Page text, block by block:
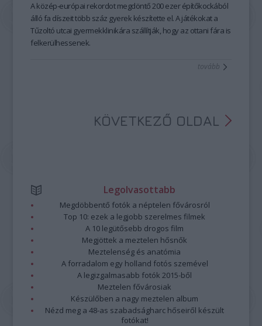
A közép-európai rekordot megdöntő200 ezer építőkockából
álló fa díszeittöbb száz gyerek készítette el.A játékokat a
Tűzoltó utcai gyermekklinikára szállítják, hogy az ottani fára is
felkerülhessenek.
tovább
KÖVETKEZŐ OLDAL
Legolvasottabb
Megdöbbentő fotók a néptelen fővárosról
Top 10: ezek a legjobb szerelmes filmek
A 10 legütősebb drogos film
Megjöttek a meztelen hősnők
Meztelenség és anatómia
A forradalom egy holland fotós szemével
A legizgalmasabb fotók 2015-ből
Meztelen fővárosiak
Készülőben a nagy meztelen album
Nézd meg a 48-as szabadságharc hőseiről készült
fotókat!